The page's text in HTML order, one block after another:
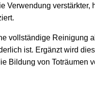
Verwendung
vollständige Reinigung
ist. Ergänzt wird
Bildung von Toträumen